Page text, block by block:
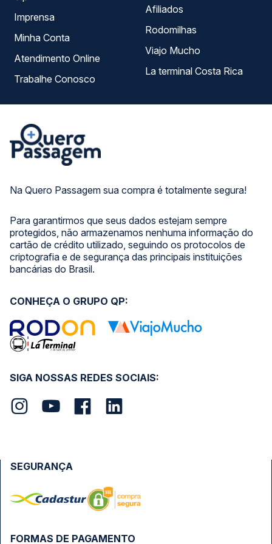
Na Quero Passagem sua compra é totalmente segura!
Para garantirmos que seus dados estejam sempre
protegidos, não armazenamos nenhuma informação do
cartão de crédito utilizado, seguindo os protocolos de
criptografia e de segurança das principais instituições
bancárias do Brasil.
Imprensa
Minha Conta
Atendimento Online
Trabalhe Conosco
Afiliados
Rodomilhas
Viajo Mucho
La terminal Costa Rica
SIGA NOSSAS REDES SOCIAIS:
CONHEÇA O GRUPO QP:
FORMAS DE PAGAMENTO
SEGURANÇA